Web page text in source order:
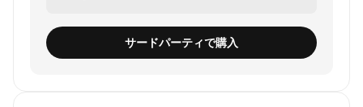
サードパーティで購入